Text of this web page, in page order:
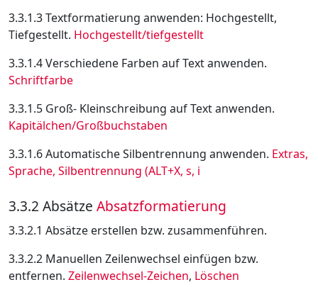
3.3.1.3 Textformatierung anwenden: Hochgestellt,
Tiefgestellt. Hochgestellt/tiefgestellt
3.3.1.4 Verschiedene Farben auf Text anwenden.
Schriftfarbe
3.3.1.5 Groß- Kleinschreibung auf Text anwenden.
Kapitälchen/Großbuchstaben
3.3.1.6 Automatische Silbentrennung anwenden. Extras,
Sprache, Silbentrennung (ALT+X, s, i
3.3.2 Absätze Absatzformatierung
3.3.2.1 Absätze erstellen bzw. zusammenführen.
3.3.2.2 Manuellen Zeilenwechsel einfügen bzw.
entfernen. Zeilenwechsel-Zeichen, Löschen